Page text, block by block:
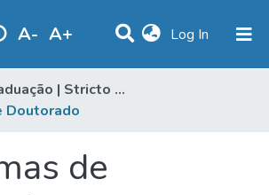
A- A+ Log In (current)
Pós-Graduação | Stricto Sensu
Doutorado
de